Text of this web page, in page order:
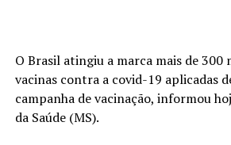
O Brasil atingiu a marca mais de 300
vacinas contra a covid-19 aplicadas
campanha de vacinação, informou
da Saúde (MS).